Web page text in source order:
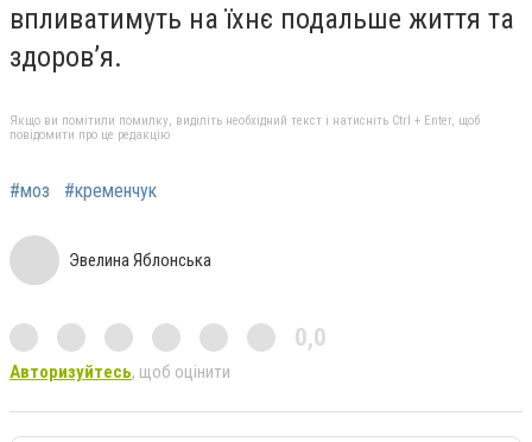
впливатимуть на їхнє подальше життя та
здоров’я.
Якщо ви помітили помилку, виділіть необхідний текст і натисніть Ctrl + Enter, щоб
повідомити про це редакцію
#моз #кременчук
Эвелина Яблонська
0,0
Авторизуйтесь, щоб оцінити